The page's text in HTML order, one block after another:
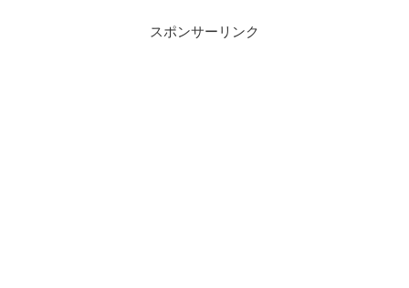
スポンサーリンク